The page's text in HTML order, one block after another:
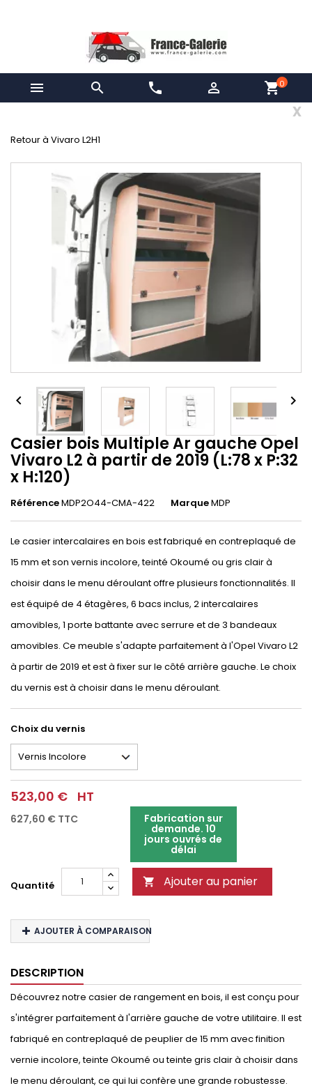
  phone  shopping_cart0
x
Retour à Vivaro L2H1
 
Casier bois Multiple Ar gauche Opel
Vivaro L2 à partir de 2019 (L:78 x P:32
x H:120)
RéférenceMDP2O44-CMA-422 MarqueMDP
Le casier intercalaires en bois est fabriqué en contreplaqué de
15 mm et son vernis incolore, teinté Okoumé ou gris clair à
choisir dans le menu déroulant offre plusieurs fonctionnalités. Il
est équipé de 4 étagères, 6 bacs inclus, 2 intercalaires
amovibles, 1 porte battante avec serrure et de 3 bandeaux
amovibles. Ce meuble s'adapte parfaitement à l'Opel Vivaro L2
à partir de 2019 et est à fixer sur le côté arrière gauche. Le choix
du vernis est à choisir dans le menu déroulant.
Choix du vernis
523,00 € HT
627,60 € TTC Fabrication sur
demande. 10
jours ouvrés de
délai
Quantité  Ajouter au panier
AJOUTER À COMPARAISON
DESCRIPTION
Découvrez notre casier de rangement en bois, il est conçu pour
s'intégrer parfaitement à l'arrière gauche de votre utilitaire. Il est
fabriqué en contreplaqué de peuplier de 15 mm avec finition
vernie incolore, teinte Okoumé ou teinte gris clair à choisir dans
le menu déroulant, ce qui lui confère une grande robustesse.